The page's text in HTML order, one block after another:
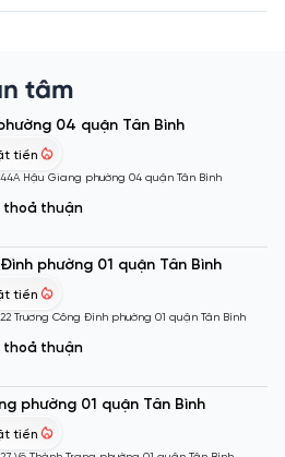
tâm
04 quận Tân Bình
tiền
44A Hậu Giang phường 04 quận Tân Bình
thoả thuận
phường 01 quận Tân Bình
tiền
22 Trương Công Đình phường 01 quận Tân Bình
thoả thuận
phường 01 quận Tân Bình
tiền